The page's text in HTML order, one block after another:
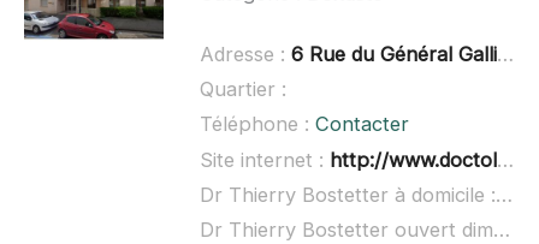
Adresse : 6 Rue du Général Gallieni, 67600 Sélestat
Quartier :
Téléphone : Contacter
Site internet : http://www.doctolib.fr/dentiste/selestat/thierry-bostetter
Dr Thierry Bostetter à domicile :
Dr Thierry Bostetter ouvert dimanche :